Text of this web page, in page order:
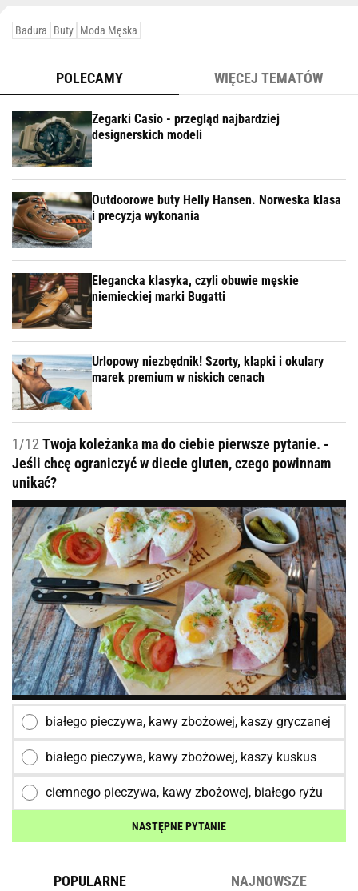
Badura Buty Moda Męska
POLECAMY WIĘCEJ TEMATÓW
Zegarki Casio - przegląd najbardziej
designerskich modeli
Outdoorowe buty Helly Hansen. Norweska klasa
i precyzja wykonania
Elegancka klasyka, czyli obuwie męskie
niemieckiej marki Bugatti
Urlopowy niezbędnik! Szorty, klapki i okulary
marek premium w niskich cenach
1/12Twoja koleżanka ma do ciebie pierwsze pytanie. -
Jeśli chcę ograniczyć w diecie gluten, czego powinnam
unikać?
białego pieczywa, kawy zbożowej, kaszy gryczanej
białego pieczywa, kawy zbożowej, kaszy kuskus
ciemnego pieczywa, kawy zbożowej, białego ryżu
NASTĘPNE PYTANIE
POPULARNE NAJNOWSZE